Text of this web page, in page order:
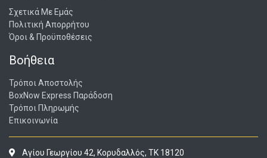
Σχετικά Με Εμάς
Πολιτική Απορρήτου
Όροι & Προϋποθέσεις
Βοήθεια
Τρόποι Αποστολής
BoxNow Express Παράδοση
Τρόποι Πληρωμής
Επικοινωνία
Αγίου Γεωργίου 42, Κορυδαλλός, ΤΚ 18120